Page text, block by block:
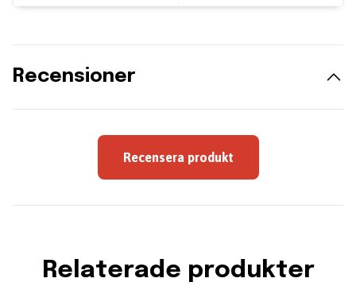
Recensioner
Recensera produkt
Relaterade produkter